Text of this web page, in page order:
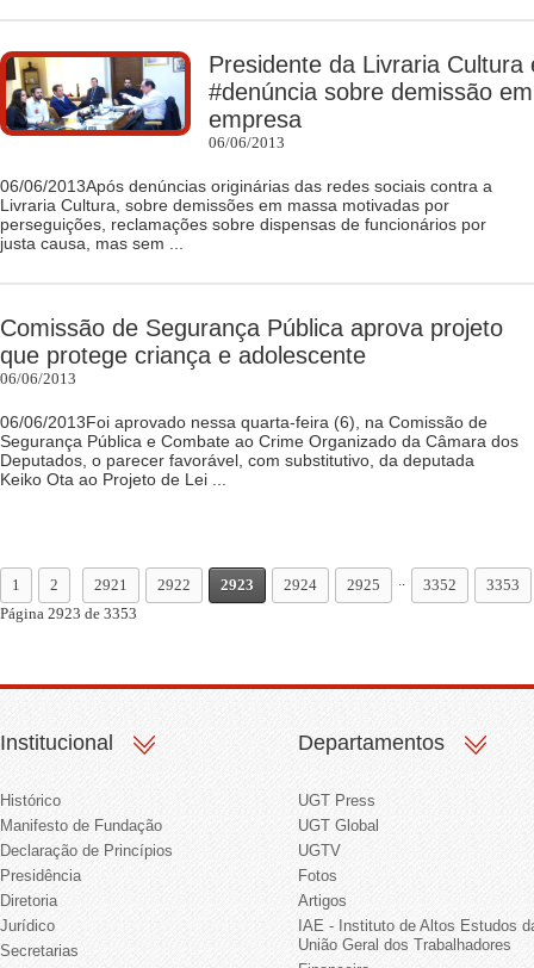
Presidente da Livraria Cultura
#denúncia sobre demissão
empresa
06/06/2013
06/06/2013Após denúncias originárias das redes sociais contra a
Livraria Cultura, sobre demissões em massa motivadas por
perseguições, reclamações sobre dispensas de funcionários por
justa causa, mas sem ...
Comissão de Segurança Pública aprova projeto
que protege criança e adolescente
06/06/2013
06/06/2013Foi aprovado nessa quarta-feira (6), na Comissão de
Segurança Pública e Combate ao Crime Organizado da Câmara dos
Deputados, o parecer favorável, com substitutivo, da deputada
Keiko Ota ao Projeto de Lei ...
1 2 2921 2922 2923 2924 2925 .. 3352
3353
Página 2923 de 3353
Institucional
Histórico
Manifesto de Fundação
Declaração de Princípios
Presidência
Diretoria
Jurídico
Secretarias
Departamentos
UGT Press
UGT Global
UGTV
Fotos
Artigos
IAE - Instituto de Altos Estudos
União Geral dos Trabalhadores